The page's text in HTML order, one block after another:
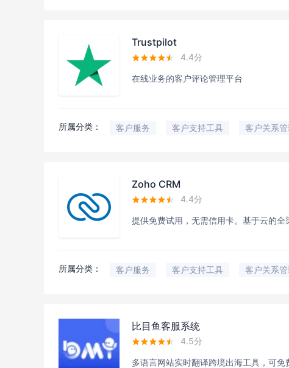
Trustpilot
 4.4分
在线业务的客户评论管理平台
所属分类： 客户服务 客户支持工具 客户关系管
Zoho CRM
 4.4分
提供免费试用，无需信用卡。基于云的
所属分类： 客户服务 客户支持工具 客户关系管
比目鱼客服系统
 4.5分
多语言网站实时翻译跨境出海工具，可免